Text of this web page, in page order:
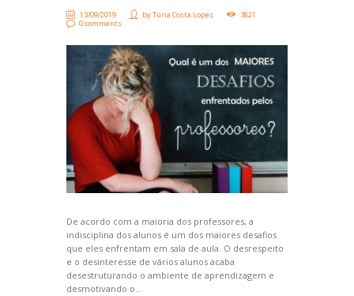
13/09/2019 byTúria Costa Lopes
3821
0 comments
De acordo com a maioria dos professores, a
indisciplina dos alunos é um dos maiores desafios
que eles enfrentam em sala de aula. O desrespeito
e o desinteresse de vários alunos acaba
desestruturando o ambiente de aprendizagem e
desmotivando o...